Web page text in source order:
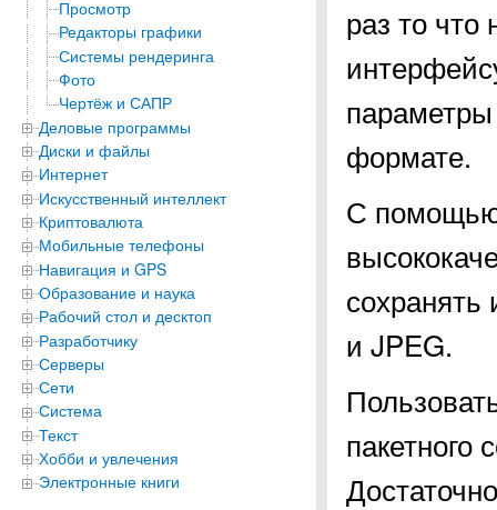
Просмотр
Редакторы графики
Системы рендеринга
Фото
Чертёж и САПР
Деловые программы
Диски и файлы
Интернет
Искусственный интеллект
Криптовалюта
Мобильные телефоны
Навигация и GPS
Образование и наука
Рабочий стол и десктоп
Разработчику
Серверы
Сети
Система
Текст
Хобби и увлечения
Электронные книги
раз то что
формате.
С
и JPEG.
пакетного